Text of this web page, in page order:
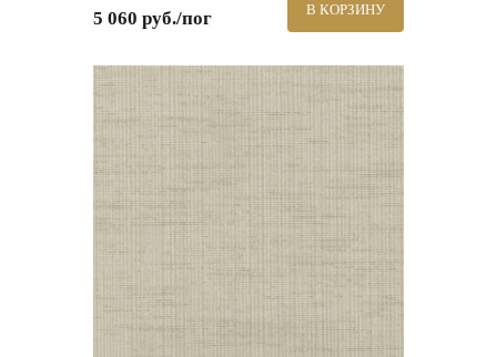
5 060 руб./пог В КОРЗИНУ